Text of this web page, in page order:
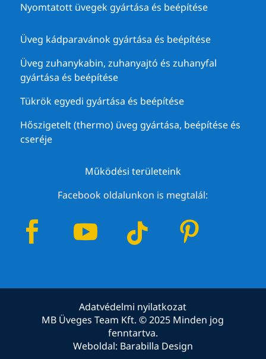
Nyomtatott üvegek gyártása és beépítése
Üveg kádparavánok gyártása és beépítése
Üveg zuhanykabin, zuhanyajtó és zuhanyfal
gyártása és beépítése
Tükrök egyedi gyártása és beépítése
Hőszigetelt (thermo) üveg gyártása, beépítése és
cseréje
Működési területeink
Facebook oldalunkon is megtalál:
   
Adatvédelmi nyilatkozat
MB Üveges Team Kft. © 2025 Minden jog
fenntartva.
Weboldal: Barabilla Design